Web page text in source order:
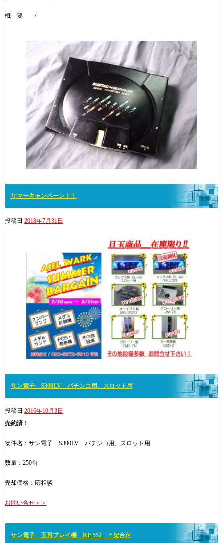
概 要 /
サマーキャンペーン！！
投稿日 2018年7月31日
サン電子 S300LV パチンコ用、スロット用
投稿日 2016年10月3日
売約済！
物件名：サン電子 S300LV パチンコ用、スロット用
数量：250台
売却価格：応相談
お問い合せ＞＞
サン電子 玉再プレイ機 RP-552 ＊架台付